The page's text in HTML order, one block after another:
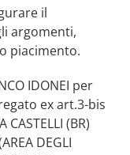
il
argomenti,
piacimento.
IDONEI per
ex art.3-bis
CASTELLI (BR)
DEGLI